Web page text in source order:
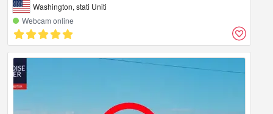
Washington, stati Uniti
Webcam online